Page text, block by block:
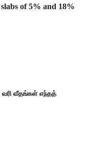
of 5% and 18%
வரி வீதங்கள் எந்தத்